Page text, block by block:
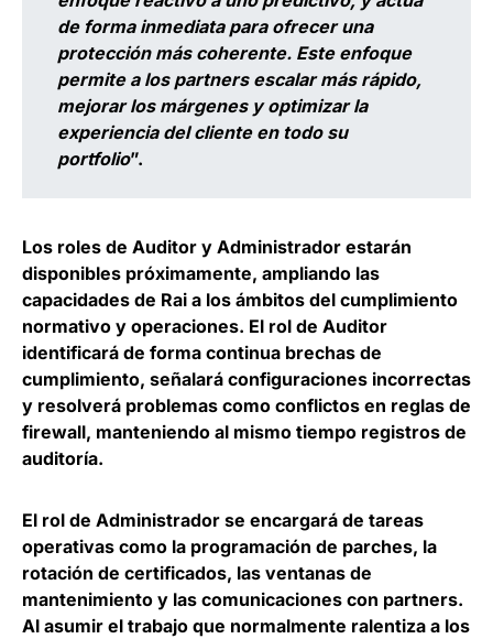
de forma inmediata para ofrecer una
protección más coherente. Este enfoque
permite a los partners escalar más rápido,
mejorar los márgenes y optimizar la
experiencia del cliente en todo su
portfolio”.
Los roles de Auditor y Administrador estarán
disponibles próximamente, ampliando las
capacidades de Rai a los ámbitos del cumplimiento
normativo y operaciones. El rol de Auditor
identificará de forma continua brechas de
cumplimiento, señalará configuraciones incorrectas
y resolverá problemas como conflictos en reglas de
firewall, manteniendo al mismo tiempo registros de
auditoría.
El rol de Administrador se encargará de tareas
operativas como la programación de parches, la
rotación de certificados, las ventanas de
mantenimiento y las comunicaciones con partners.
Al asumir el trabajo que normalmente ralentiza a los